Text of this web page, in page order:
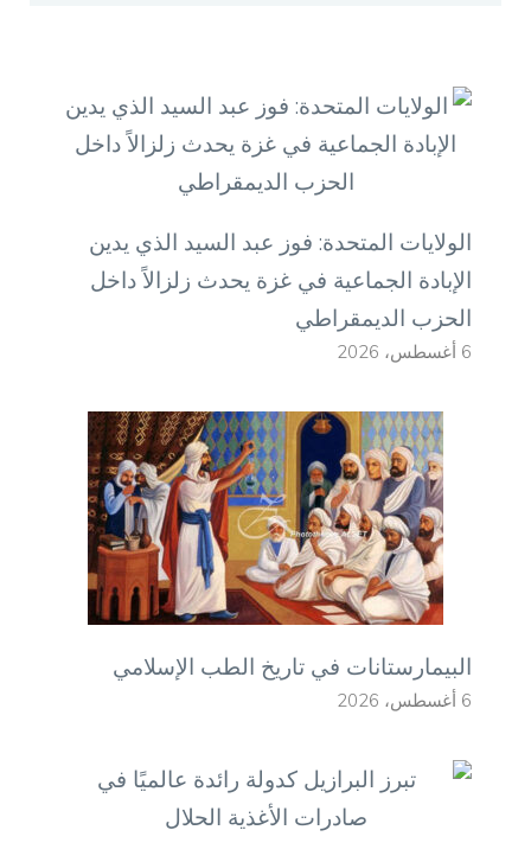
الولايات المتحدة: فوز عبد السيد الذي يدين
الإبادة الجماعية في غزة يحدث زلزالاً داخل
الحزب الديمقراطي
6 أغسطس، 2026
البيمارستانات في تاريخ الطب الإسلامي
6 أغسطس، 2026